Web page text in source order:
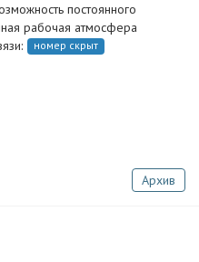
постоянного
рабочая атмосфера
номер скрыт
Архив